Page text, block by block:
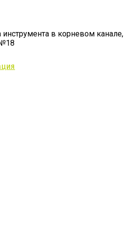
в корневом канале,